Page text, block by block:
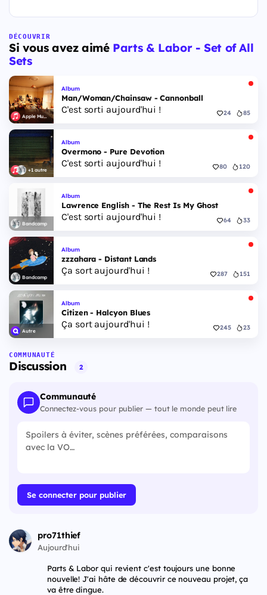
DÉCOUVRIR
Si vous avez aimé Parts & Labor - Set of All
Sets
Apple Music
Album
Man/Woman/Chainsaw - Cannonball
C'est sorti aujourd'hui ! 24 85
+1 autre
Album
Overmono - Pure Devotion
C'est sorti aujourd'hui ! 80 120
Bandcamp
Album
Lawrence English - The Rest Is My Ghost
C'est sorti aujourd'hui ! 64 33
Bandcamp
Album
zzzahara - Distant Lands
Ça sort aujourd'hui ! 287 151
Autre
Album
Citizen - Halcyon Blues
Ça sort aujourd'hui ! 245 23
COMMUNAUTÉ
Discussion 2
Communauté
Connectez-vous pour publier — tout le monde peut lire
Se connecter pour publier
pro71thief
Aujourd'hui
Parts & Labor qui revient c'est toujours une bonne
nouvelle! J'ai hâte de découvrir ce nouveau projet, ça
va être dingue.